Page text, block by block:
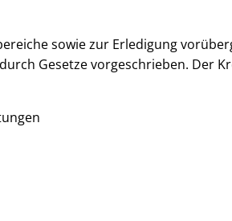
sowie zur Erledigung
Gesetze vorgeschrieben. Der